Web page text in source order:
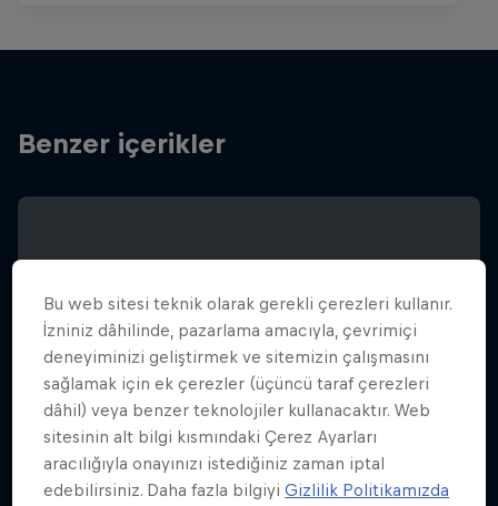
Benzer içerikler
Bu web sitesi teknik olarak gerekli çerezleri kullanır.
İzniniz dâhilinde, pazarlama amacıyla, çevrimiçi
deneyiminizi geliştirmek ve sitemizin çalışmasını
sağlamak için ek çerezler (üçüncü taraf çerezleri
dâhil) veya benzer teknolojiler kullanacaktır. Web
sitesinin alt bilgi kısmındaki Çerez Ayarları
aracılığıyla onayınızı istediğiniz zaman iptal
edebilirsiniz. Daha fazla bilgiyiGizlilik Politikamızda